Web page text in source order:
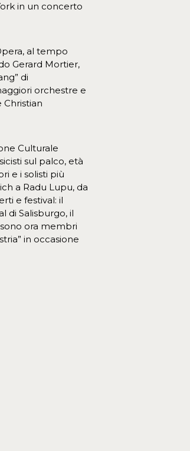
in un concerto
al tempo
Gerard Mortier,
di
orchestre e
Culturale
sul palco, età
e i solisti più
a Radu Lupu, da
e festival: il
di Salisburgo, il
ora membri
in occasione